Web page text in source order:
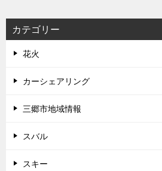
カテゴリー
花火
カーシェアリング
三郷市地域情報
スバル
スキー